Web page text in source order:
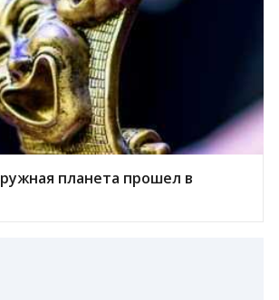
планета прошел в